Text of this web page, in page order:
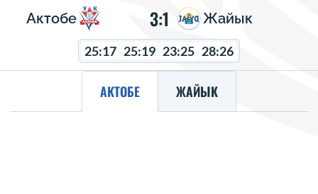
Актобе 3:1 Жайык
25:17 25:19 23:25 28:26
АКТОБЕ ЖАЙЫК